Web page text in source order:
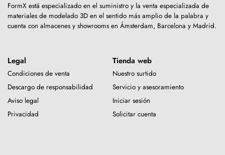
FormX está especializado en el suministro y la venta especializada de
materiales de modelado 3D en el sentido más amplio de la palabra y
cuenta con almacenes y showrooms en Ámsterdam, Barcelona y Madrid.
Legal
Condiciones de venta
Descargo de responsabilidad
Aviso legal
Privacidad
Tienda web
Nuestro surtido
Servicio y asesoramiento
Iniciar sesión
Solicitar cuenta